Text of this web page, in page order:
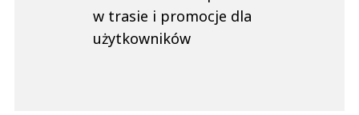
w trasie i promocje dla
użytkowników